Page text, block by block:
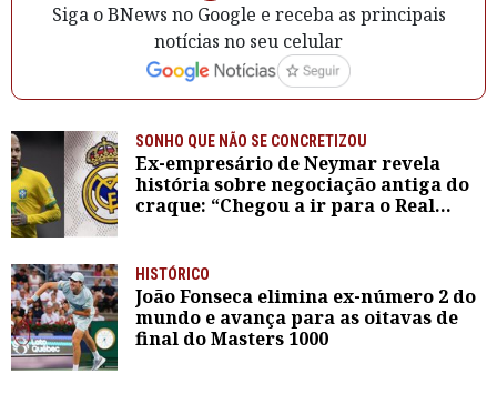
Siga o BNews no Google e receba as principais
notícias no seu celular
SONHO QUE NÃO SE CONCRETIZOU
Ex-empresário de Neymar revela
história sobre negociação antiga do
craque: “Chegou a ir para o Real
HISTÓRICO
João Fonseca elimina ex-número 2 do
mundo e avança para as oitavas de
final do Masters 1000